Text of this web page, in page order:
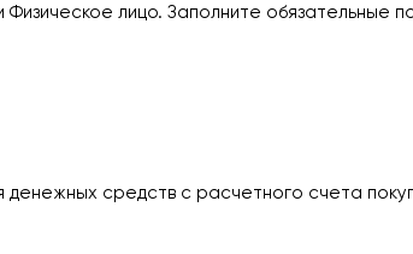
лицо. Заполните обязательные
средств с расчетного счета